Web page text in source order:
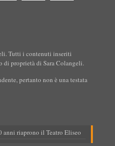
Tutti i contenuti inseriti
di proprietà di Sara Colangeli.
pertanto non è una testata
anni riaprono il Teatro Eliseo